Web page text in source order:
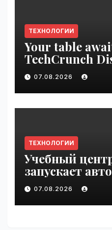
ТЕХНОЛОГИИ
Your table
TechCrunch
be seen by
VseTime.ru
07.08.2026
ТЕХНОЛОГИИ
Учебный
запускает
курс по
Migrate#guest
07.08.2026